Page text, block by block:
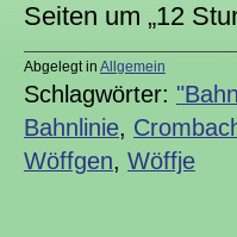
Seiten um „12
Abgelegt in Allgemein
Schlagwörter:
Bahnlinie,
Wöffgen, Wöffje